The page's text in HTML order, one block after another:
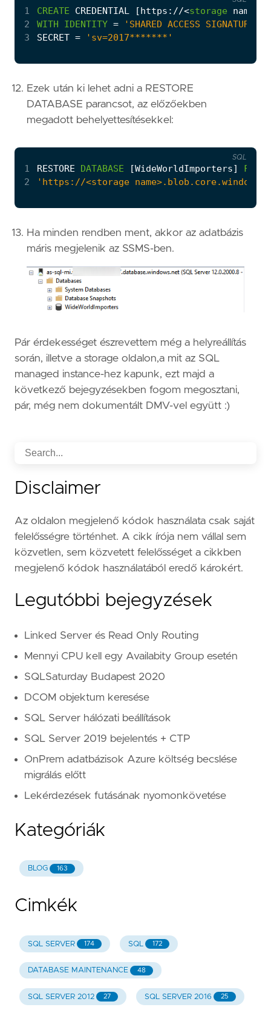
1 CREATE CREDENTIAL [https : //<storage name
2
WITH IDENTITY = 'SHARED ACCESS SIGNATURE'
3
SECRET = 'sv=2017*******'
Ezek után ki lehet adni a RESTORE
DATABASE parancsot, az előzőekben
megadott behelyettesítésekkel:
1 RESTORE DATABASE [WideWorldImporters]
FROM
2
'https://<storage
SQL
Ha minden rendben ment, akkor az adatbázis
máris megjelenik az SSMS-ben.
Pár érdekességet észrevettem még a helyreállítás
során, illetve a storage oldalon,a mit az SQL
managed instance-hez kapunk, ezt majd a
következő bejegyzésekben fogom megosztani,
pár, még nem dokumentált DMV-vel együtt :)
Disclaimer
Az oldalon megjelenő kódok használata csak saját
felelősségre történhet. A cikk írója nem vállal sem
közvetlen, sem közvetett felelősséget a cikkben
megjelenő kódok használatából eredő károkért.
Legutóbbi bejegyzések
Linked Server és Read Only Routing
Mennyi CPU kell egy Availabity Group esetén
SQLSaturday Budapest 2020
DCOM objektum keresése
SQL Server hálózati beállítások
SQL Server 2019 bejelentés + CTP
OnPrem adatbázisok Azure költség becslése
migrálás előtt
Lekérdezések futásának nyomonkövetése
Kategóriák
BLOG 163
Cimkék
SQL SERVER 174 SQL 172
DATABASE MAINTENANCE 48
SQL SERVER 2012 27 SQL SERVER 2016 25